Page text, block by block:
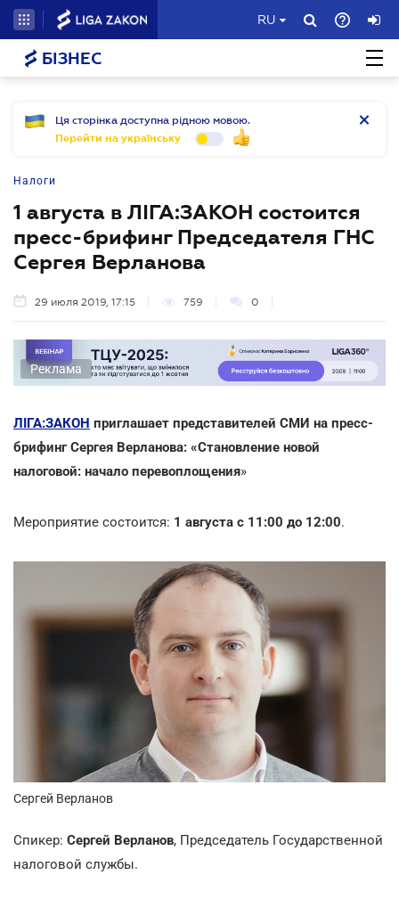
RU
БІЗНЕС
Ця сторінка доступна рідною мовою.
Перейти на українську
Налоги
1 августа в ЛІГА:ЗАКОН состоится
пресс-брифинг Председателя ГНС
Сергея Верланова
29 июля 2019, 17:15 759 0
Реклама
ЛІГА:ЗАКОН приглашает представителей СМИ на пресс-
брифинг Сергея Верланова: «Становление новой
налоговой: начало перевоплощения»
Мероприятие состоится: 1 августа с 11:00 до 12:00.
Сергей Верланов
Спикер: Сергей Верланов, Председатель Государственной
налоговой службы.